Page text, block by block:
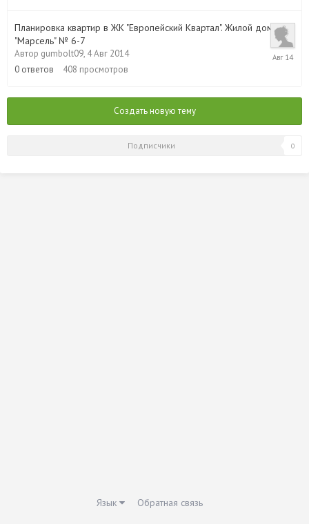
Планировка квартир в ЖК "Европейский Квартал". Жилой дом
"Марсель" № 6-7
Автор gumbolt09, 4 Авг 2014
0 ответов 408 просмотров
4
Создать новую тему
Подписчики 0
Язык Обратная связь